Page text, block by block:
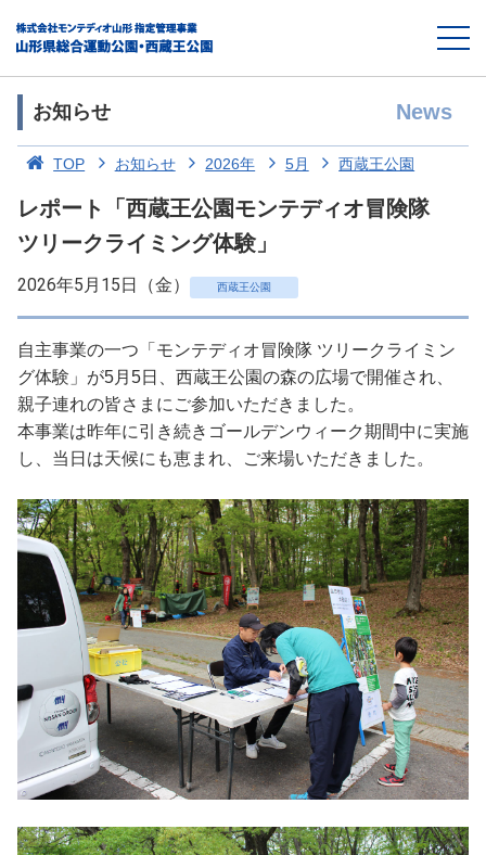
お知らせ News
TOP お知らせ 2026年 5月 西蔵王公園
レポート「西蔵王公園モンテディオ冒険隊
ツリークライミング体験」
2026年5月15日（金） 西蔵王公園
自主事業の一つ「モンテディオ冒険隊 ツリークライミン
グ体験」が5月5日、西蔵王公園の森の広場で開催され、
親子連れの皆さまにご参加いただきました。
本事業は昨年に引き続きゴールデンウィーク期間中に実施
し、当日は天候にも恵まれ、ご来場いただきました。